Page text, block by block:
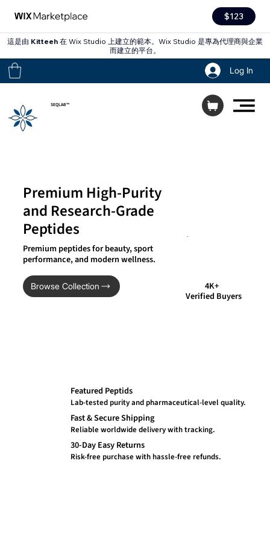
$123
這是由 Kitteeh 在 Wix Studio 上建立的範本。Wix Studio 是專為代理商與企業
而建立的平台。